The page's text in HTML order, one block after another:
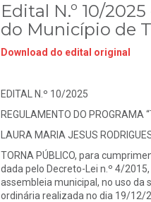
Edital N.º 10/
do Município de
Download do edital original
EDITAL N.º 10/2025
REGULAMENTO DO PROGRAMA
LAURA MARIA JESUS
TORNA PÚBLICO, para
dada pelo Decreto-Lei n.º 4/
assembleia municipal, no uso da
ordinária realizada no dia 19/12/